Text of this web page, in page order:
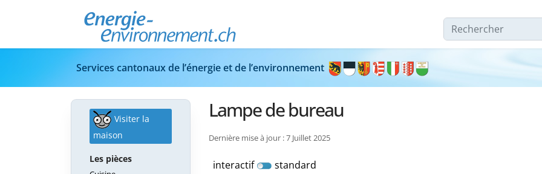
Rechercher
Services cantonaux de l’énergie et de l’environnement
Visiter la
maison
Les pièces
Lampe de bureau
Dernière mise à jour : 7 Juillet 2025
interactif standard